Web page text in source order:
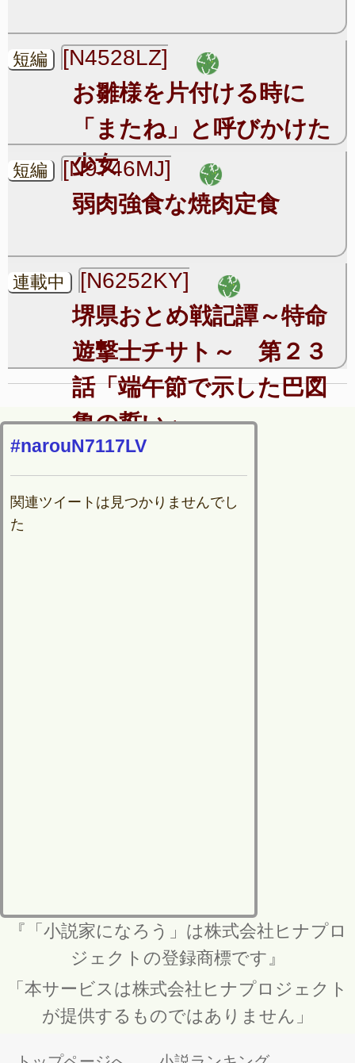
短編 [N4528LZ]
お雛様を片付ける時に
「またね」と呼びかけた
少女
短編 [N9746MJ]
弱肉強食な焼肉定食
連載中 [N6252KY]
堺県おとめ戦記譚～特命
遊撃士チサト～ 第２３
話「端午節で示した巴図
魯の誓い」
#narouN7117LV
関連ツイートは見つかりませんでし
た
『「小説家になろう」は株式会社ヒナプロ
ジェクトの登録商標です』
「本サービスは株式会社ヒナプロジェクト
が提供するものではありません」